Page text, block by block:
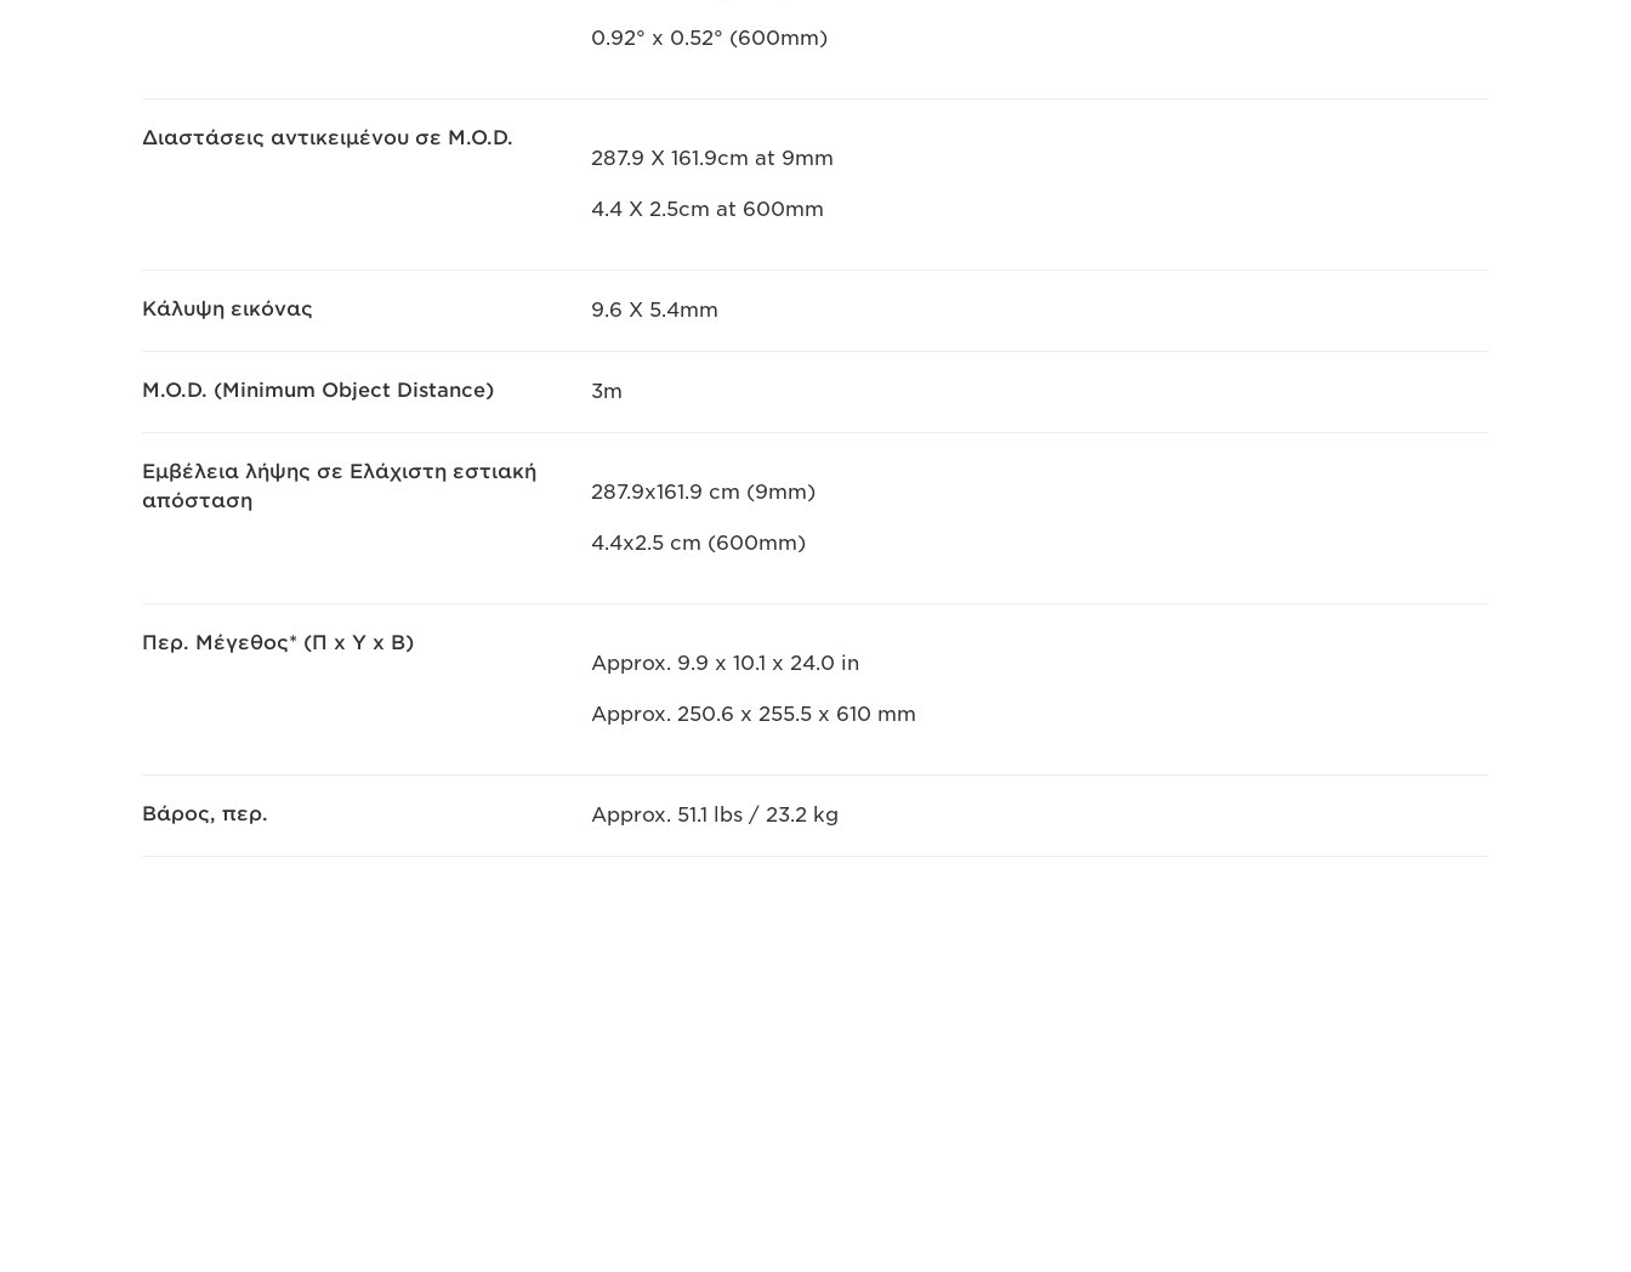
0.92° x 0.52° (600mm)
Διαστάσεις αντικειμένου σε M.O.D.
287.9 X 161.9cm at 9mm
4.4 X 2.5cm at 600mm
Κάλυψη εικόνας 9.6 X 5.4mm
M.O.D. (Minimum Object Distance) 3m
Εμβέλεια λήψης σε Ελάχιστη εστιακή
απόσταση
287.9x161.9 cm (9mm)
4.4x2.5 cm (600mm)
Περ. Μέγεθος* (Π x Υ x Β)
Approx. 9.9 x 10.1 x 24.0 in
Approx. 250.6 x 255.5 x 610 mm
Βάρος, περ. Approx. 51.1 lbs / 23.2 kg